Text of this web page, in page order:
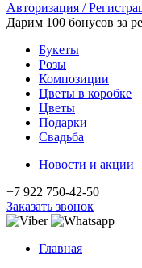
Авторизация /
Дарим 100 бонусов за
Букеты
Розы
Композиции
Цветы в коробке
Цветы
Подарки
Свадьба
Новости и акции
+7 922 750-42-50
Заказать звонок
Главная